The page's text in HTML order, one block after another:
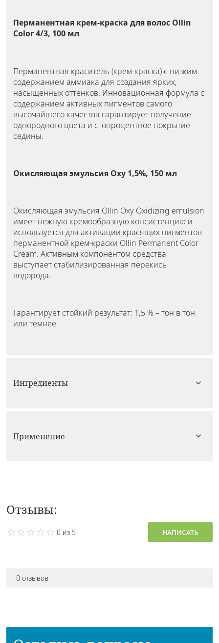
Перманентная крем-краска для волос Ollin
Color 4/3, 100 мл
Перманентная краситель (крем-краска) с низким
содержанием аммиака для создания ярких,
насыщенных оттенков. Инновационная формула с
содержанием активных пигментов самого
высочайшего качества гарантирует получение
однородного цвета и стопроцентное покрытие
седины.
Окисляющая эмульсия Oxy 1,5%, 150 мл
Окисляющая эмульсия Ollin Oxy Oxidizing emulsion
имеет нежную кремообразную консистенцию и
используется для активации красящих пигментов
перманентной крем-краски Ollin Permanent Color
Cream. Активным компонентом средства
выступает стабилизированная перекись
водорода.
Гарантирует стойкий результат: 1,5 % – тон в тон
или темнее
Ингредиенты
Применение
Отзывы:
0 из 5 НАПИСАТЬ
0 отзывов